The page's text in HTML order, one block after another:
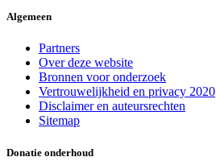
Algemeen
Partners
Over deze website
Bronnen voor onderzoek
Vertrouwelijkheid en privacy 2020
Disclaimer en auteursrechten
Sitemap
Donatie onderhoud